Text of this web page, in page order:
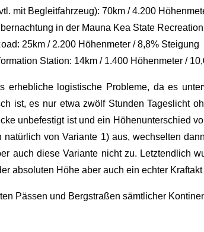
mit Begleitfahrzeug): 70km / 4.200
in der Mauna Kea State
25km / 2.200 Höhenmeter / 8,8% Steigung
Station: 14km / 1.400 Höhenmeter /
erhebliche logistische Probleme, da es
ist, es nur etwa zwölf Stunden Tageslicht
unbefestigt ist und ein Höhenunterschied
von Variante 1) aus, wechselten
auch diese Variante nicht zu. Letztendlich
absoluten Höhe aber auch ein echter Kraftakt
Pässen und Bergstraßen sämtlicher